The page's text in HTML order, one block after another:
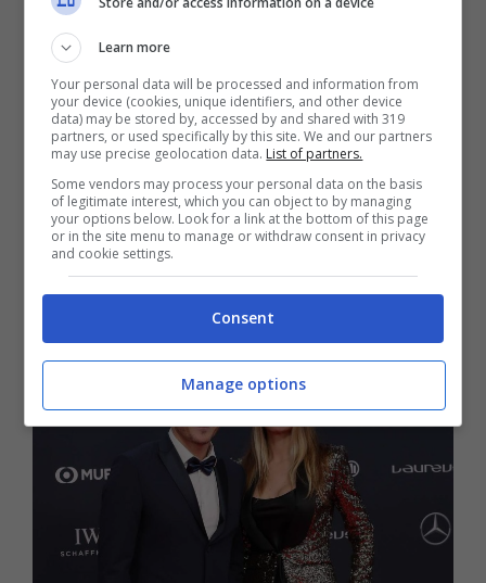
a gonfie vele Totti è tornato a parlare di Ilary.
Queste le sue parole a Il Corriere della Sera:
Ora vorrei solo che trovassimo un equilibrio
tra noi capace di proteggere i ragazzi che
sono la più grande ragione, per ambedue, di
amore“.
Learn more
Your personal data will be processed and information from
your device (cookies, unique identifiers, and other device
data) may be stored by, accessed by and shared with 319
partners, or used specifically by this site. We and our partners
may use precise geolocation data. List of partners.
Some vendors may process your personal data on the basis
of legitimate interest, which you can object to by managing
your options below. Look for a link at the bottom of this page
or in the site menu to manage or withdraw consent in privacy
and cookie settings.
Consent
Manage options